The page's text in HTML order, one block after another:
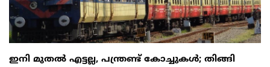
ഇനി മുതൽ എട്ടല്ല, പന്ത്രണ്ട് കോച്ചുകള്‍; തിങ്ങി